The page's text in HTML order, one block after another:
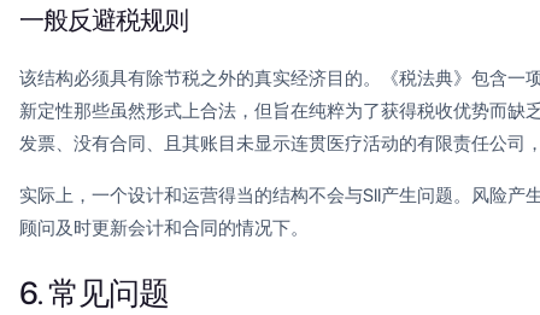
一般反避税规则
该结构必须具有除节税之外的真实经济目的。《税法典》包含一
新定性那些虽然形式上合法，但旨在纯粹为了获得税收优势而缺
发票、没有合同、且其账目未显示连贯医疗活动的有限责任公司
实际上，一个设计和运营得当的结构不会与SII产生问题。风险产
顾问及时更新会计和合同的情况下。
6. 常见问题